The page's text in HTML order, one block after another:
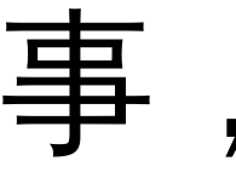
事